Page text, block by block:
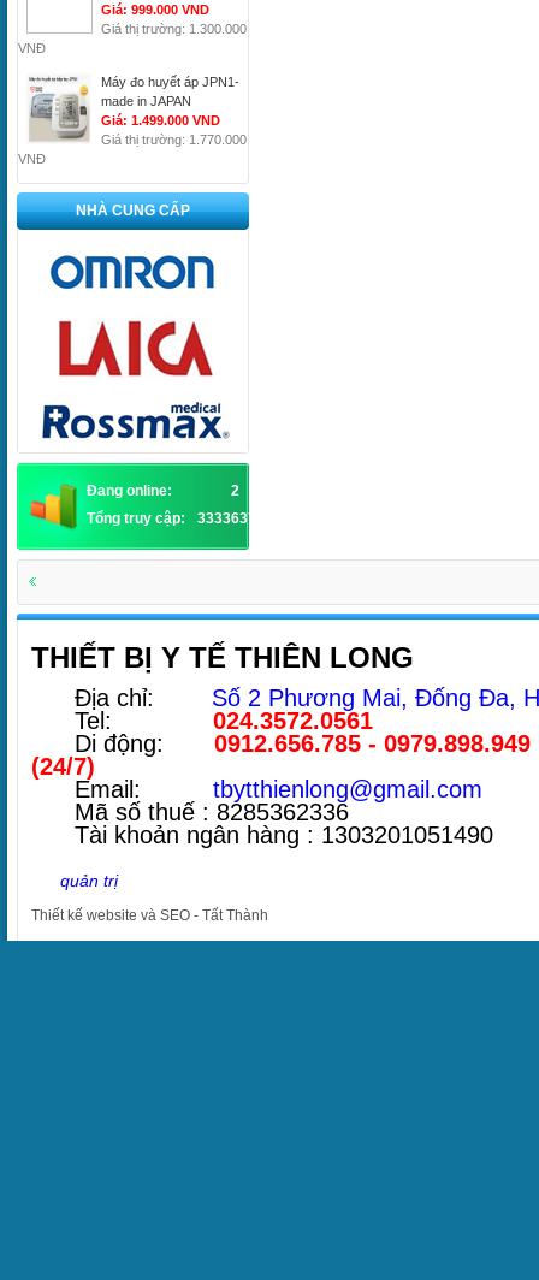
Giá: 999.000 VND
Giá thị trường: 1.300.000
VNĐ
Máy đo huyết áp JPN1-
made in JAPAN
Giá: 1.499.000 VND
Giá thị trường: 1.770.000
VNĐ
NHÀ CUNG CẤP
Đang online:
2
Tổng truy cập:
3333637
THIẾT BỊ Y TẾ THIÊN LONG
Địa chỉ: Số 2 Phương Mai, Đống Đa,
Tel: 024.3572.0561
Di động: 0912.656.785 - 0979.898.949
(24/7)
Email: tbytthienlong@gmail.com
Mã số thuế : 8285362336
Tài khoản ngân hàng : 1303201051490
quản trị
Thiết kế website và SEO - Tất Thành